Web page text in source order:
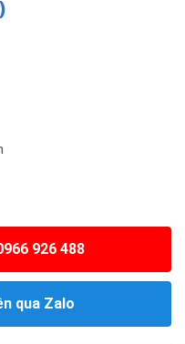
926 488
qua Zalo